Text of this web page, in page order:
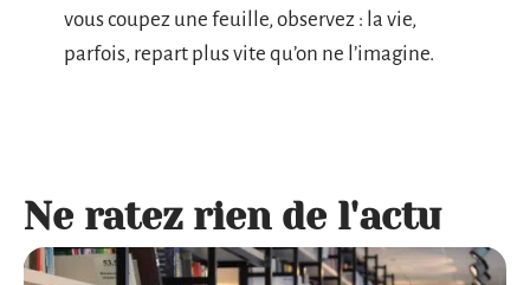
vous coupez une feuille, observez : la vie,
parfois, repart plus vite qu’on ne l’imagine.
Ne ratez rien de l'actu